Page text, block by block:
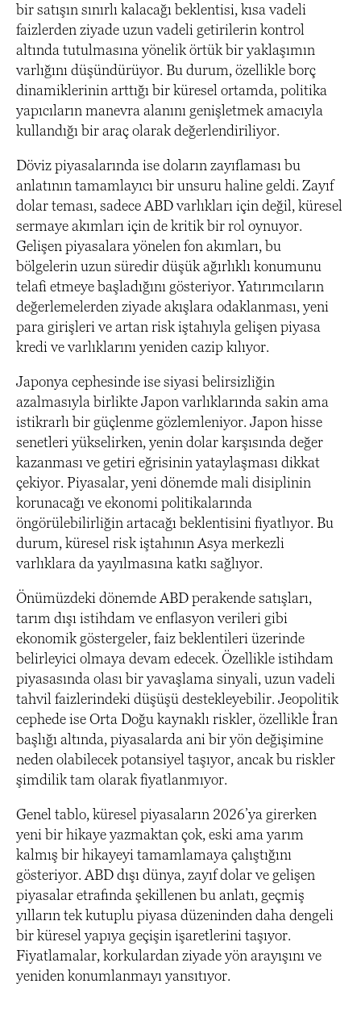
bir satışın sınırlı kalacağı beklentisi, kısa vadeli
faizlerden ziyade uzun vadeli getirilerin kontrol
altında tutulmasına yönelik örtük bir yaklaşımın
varlığını düşündürüyor. Bu durum, özellikle borç
dinamiklerinin arttığı bir küresel ortamda, politika
yapıcıların manevra alanını genişletmek amacıyla
kullandığı bir araç olarak değerlendiriliyor.
Döviz piyasalarında ise doların zayıflaması bu
anlatının tamamlayıcı bir unsuru haline geldi. Zayıf
dolar teması, sadece ABD varlıkları için değil, küresel
sermaye akımları için de kritik bir rol oynuyor.
Gelişen piyasalara yönelen fon akımları, bu
bölgelerin uzun süredir düşük ağırlıklı konumunu
telafi etmeye başladığını gösteriyor. Yatırımcıların
değerlemelerden ziyade akışlara odaklanması, yeni
para girişleri ve artan risk iştahıyla gelişen piyasa
kredi ve varlıklarını yeniden cazip kılıyor.
Japonya cephesinde ise siyasi belirsizliğin
azalmasıyla birlikte Japon varlıklarında sakin ama
istikrarlı bir güçlenme gözlemleniyor. Japon hisse
senetleri yükselirken, yenin dolar karşısında değer
kazanması ve getiri eğrisinin yataylaşması dikkat
çekiyor. Piyasalar, yeni dönemde mali disiplinin
korunacağı ve ekonomi politikalarında
öngörülebilirliğin artacağı beklentisini fiyatlıyor. Bu
durum, küresel risk iştahının Asya merkezli
varlıklara da yayılmasına katkı sağlıyor.
Önümüzdeki dönemde ABD perakende satışları,
tarım dışı istihdam ve enflasyon verileri gibi
ekonomik göstergeler, faiz beklentileri üzerinde
belirleyici olmaya devam edecek. Özellikle istihdam
piyasasında olası bir yavaşlama sinyali, uzun vadeli
tahvil faizlerindeki düşüşü destekleyebilir. Jeopolitik
cephede ise Orta Doğu kaynaklı riskler, özellikle İran
başlığı altında, piyasalarda ani bir yön değişimine
neden olabilecek potansiyel taşıyor, ancak bu riskler
şimdilik tam olarak fiyatlanmıyor.
Genel tablo, küresel piyasaların 2026’ya girerken
yeni bir hikaye yazmaktan çok, eski ama yarım
kalmış bir hikayeyi tamamlamaya çalıştığını
gösteriyor. ABD dışı dünya, zayıf dolar ve gelişen
piyasalar etrafında şekillenen bu anlatı, geçmiş
yılların tek kutuplu piyasa düzeninden daha dengeli
bir küresel yapıya geçişin işaretlerini taşıyor.
Fiyatlamalar, korkulardan ziyade yön arayışını ve
yeniden konumlanmayı yansıtıyor.